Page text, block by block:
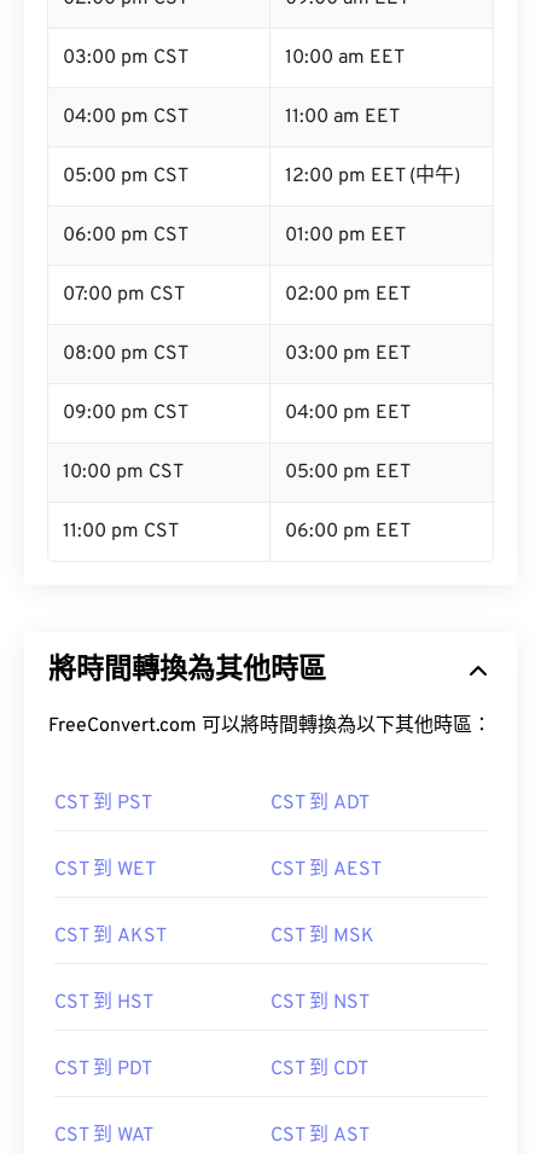
03:00 pm CST 10:00 am EET
04:00 pm CST 11:00 am EET
05:00 pm CST 12:00 pm EET (中午)
06:00 pm CST 01:00 pm EET
07:00 pm CST 02:00 pm EET
08:00 pm CST 03:00 pm EET
09:00 pm CST 04:00 pm EET
10:00 pm CST 05:00 pm EET
11:00 pm CST 06:00 pm EET
將時間轉換為其他時區
FreeConvert.com 可以將時間轉換為以下其他時區：
CST 到 PST CST 到 ADT
CST 到 WET CST 到 AEST
CST 到 AKST CST 到 MSK
CST 到 HST CST 到 NST
CST 到 PDT CST 到 CDT
CST 到 WAT CST 到 AST